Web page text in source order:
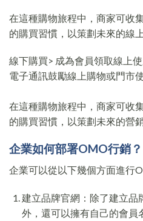
在這種購物旅程中，商家可收
的購買習慣，以策劃未來的線
線下購買> 成為會員領取線上
電子通訊鼓勵線上購物或門市
在這種購物旅程中，商家可收
的購買習慣，以策劃未來的營銷
企業如何部署OMO行銷？
企業可以從以下幾個方面進行
建立品牌官網：除了建立品
外，還可以擁有自己的會員